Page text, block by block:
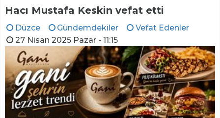
Hacı Mustafa Keskin vefat etti
Düzce Gündemdekiler
Vefat Edenler
27 Nisan 2025 Pazar - 11:15